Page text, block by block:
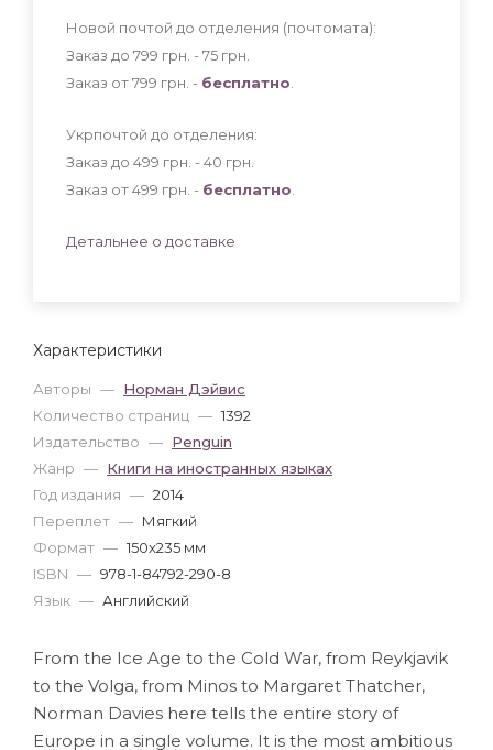
Характеристики
Авторы — Норман Дэйвис
Количество страниц — 1392
Издательство — Penguin
Жанр — Книги на иностранных языках
Год издания — 2014
Переплет — Мягкий
Формат — 150x235 мм
ISBN — 978-1-84792-290-8
Язык — Английский
Новой почтой до отделения (почтомата):
Заказ до 799 грн. - 75 грн
Заказ от 799 грн. - бесплатно
Укрпочтой до отделения:
Заказ до 499 грн. - 40 грн
Заказ от 499 грн. - бесплатно
Детальнее о доставке
From the Ice Age to the Cold War, from Reykjavik
to the Volga, from Minos to Margaret Thatcher,
Norman Davies here tells the entire story of
Europe in a single volume. It is the most ambitious